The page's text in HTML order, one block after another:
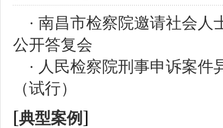
· 南昌市检察院邀请社会人
公开答复会
· 人民检察院刑事申诉案件
（试行）
[典型案例]